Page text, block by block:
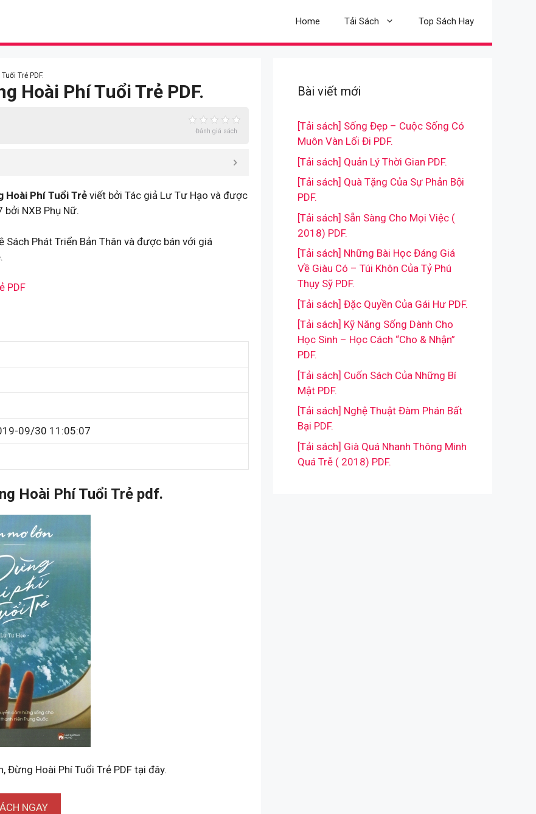
Home Tải Sách Top Sách Hay
Trẻ PDF.
Hoài Phí Tuổi Trẻ PDF.
Đánh giá sách
Hoài Phí Tuổi Trẻ viết bởi Tác giả Lư Tư Hạo và được
NXB Phụ Nữ.
Phát Triển Bản Thân và được bán với giá
PDF
09/30 11:05:07
Hoài Phí Tuổi Trẻ pdf.
Đừng Hoài Phí Tuổi Trẻ PDF tại đây.
NGAY
Bài viết mới
[Tải sách] Sống Đẹp – Cuộc Sống Có
Muôn Vàn Lối Đi PDF.
[Tải sách] Quản Lý Thời Gian PDF.
[Tải sách] Quà Tặng Của Sự Phản Bội
PDF.
[Tải sách] Sẵn Sàng Cho Mọi Việc (
2018) PDF.
[Tải sách] Những Bài Học Đáng Giá
Về Giàu Có – Túi Khôn Của Tỷ Phú
Thụy Sỹ PDF.
[Tải sách] Đặc Quyền Của Gái Hư PDF.
[Tải sách] Kỹ Năng Sống Dành Cho
Học Sinh – Học Cách “Cho & Nhận”
PDF.
[Tải sách] Cuốn Sách Của Những Bí
Mật PDF.
[Tải sách] Nghệ Thuật Đàm Phán Bất
Bại PDF.
[Tải sách] Già Quá Nhanh Thông Minh
Quá Trễ ( 2018) PDF.